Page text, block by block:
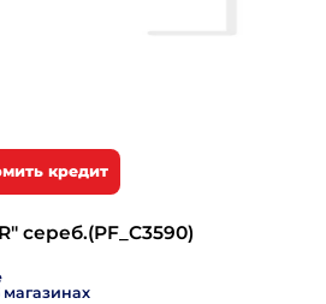
кредит
сереб.(PF_C3590)
магазинах